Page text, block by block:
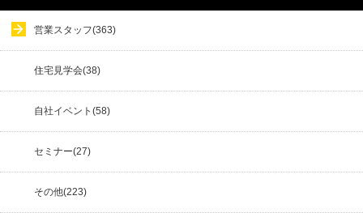
営業スタッフ(363)
住宅見学会(38)
自社イベント(58)
セミナー(27)
その他(223)